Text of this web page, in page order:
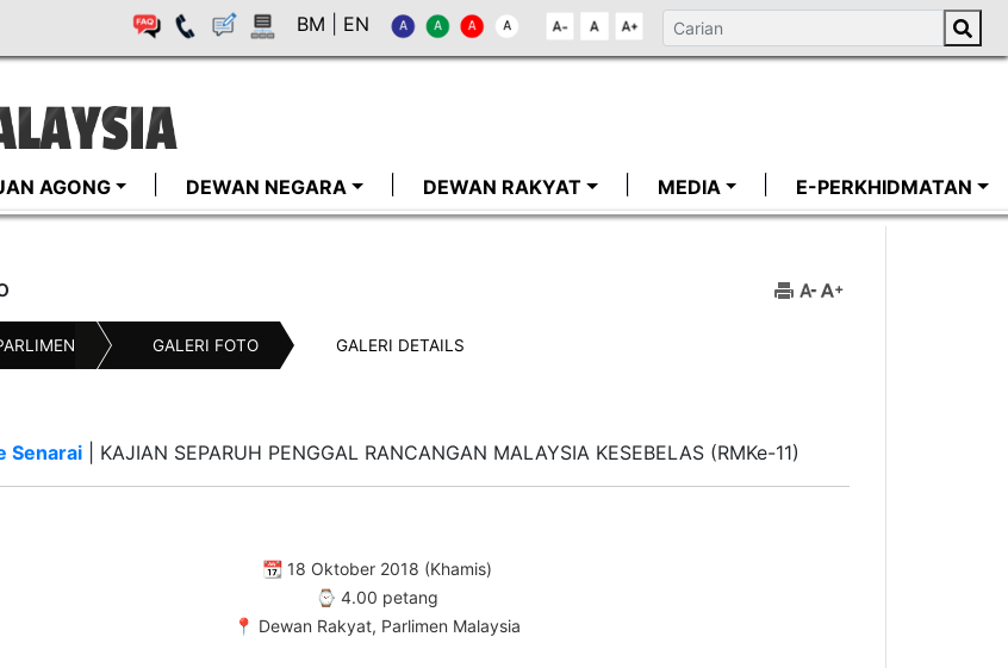
BM EN
AGONG DEWAN NEGARA DEWAN RAKYAT MEDIA E-PERKHIDMATAN
GALERI FOTO GALERI DETAILS
Senarai| KAJIAN SEPARUH PENGGAL RANCANGAN MALAYSIA KESEBELAS (RMKe-11)
📆 18 Oktober 2018 (Khamis)
⌚ 4.00 petang
📍 Dewan Rakyat, Parlimen Malaysia